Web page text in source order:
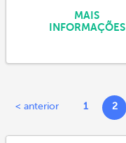
MAIS
INFORMAÇÕES
< anterior 1 2